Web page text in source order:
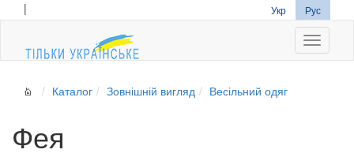
| Укр Рус
Каталог Зовнішній вигляд Весільний одяг
Фея